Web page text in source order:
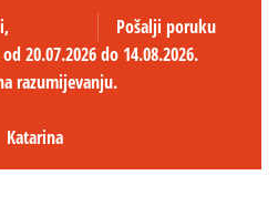
Pošalji poruku
20.07.2026 do 14.08.2026.
razumijevanju.
Katarina